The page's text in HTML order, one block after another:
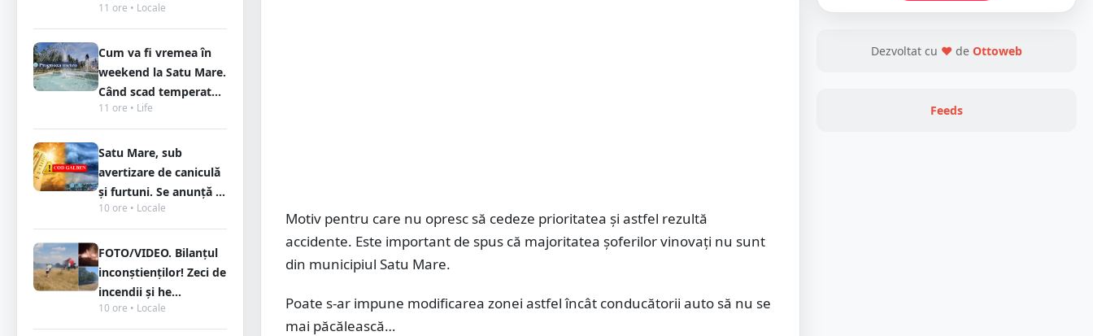
11 ore • Locale
Cum va fi vremea în
weekend la Satu Mare.
Când scad temperat...
11 ore • Life
Satu Mare, sub
avertizare de caniculă
și furtuni. Se anunță ...
10 ore • Locale
FOTO/VIDEO. Bilanțul
inconștienților! Zeci de
incendii și he...
10 ore • Locale
Motiv pentru care nu opresc să cedeze prioritatea și astfel rezultă
accidente. Este important de spus că majoritatea șoferilor vinovați nu sunt
din municipiul Satu Mare.
Poate s-ar impune modificarea zonei astfel încât conducătorii auto să nu se
mai păcălească…
Dezvoltat cu ❤ de Ottoweb
Feeds